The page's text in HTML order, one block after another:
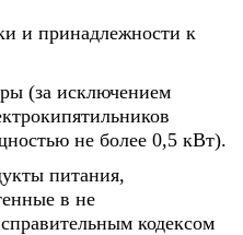
и принадлежности к
(за исключением
не более 0,5 кВт).
питания,
в не
кодексом